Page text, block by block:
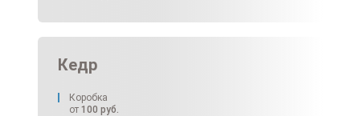
Кедр
Коробка
от 100 руб.